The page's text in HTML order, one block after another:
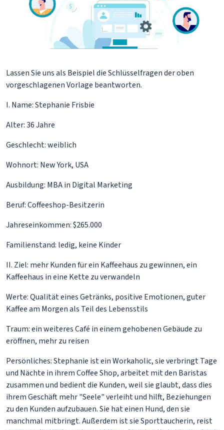
Lassen Sie uns als Beispiel die Schlüsselfragen der oben
vorgeschlagenen Vorlage beantworten.
I. Name: Stephanie Frisbie
Alter: 36 Jahre
Geschlecht: weiblich
Wohnort: New York, USA
Ausbildung: MBA in Digital Marketing
Beruf: Coffeeshop-Besitzerin
Jahreseinkommen: $265.000
Familienstand: ledig, keine Kinder
II. Ziel: mehr Kunden für ein Kaffeehaus zu gewinnen, ein
Kaffeehaus in eine Kette zu verwandeln
Werte: Qualität eines Getränks, positive Emotionen, guter
Kaffee am Morgen als Teil des Lebensstils
Traum: ein weiteres Café in einem gehobenen Gebäude zu
eröffnen, mehr zu reisen
Persönliches: Stephanie ist ein Workaholic, sie verbringt Tage
und Nächte in ihrem Coffee Shop, arbeitet mit den Baristas
zusammen und bedient die Kunden, weil sie glaubt, dass dies
ihrem Geschäft mehr "Seele" verleiht und hilft, Beziehungen
zu den Kunden aufzubauen. Sie hat einen Hund, den sie
manchmal mitbringt. Außerdem ist sie Sporttaucherin, reist